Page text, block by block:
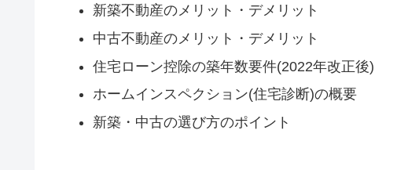
新築不動産のメリット・デメリット
中古不動産のメリット・デメリット
住宅ローン控除の築年数要件(2022年改正後)
ホームインスペクション(住宅診断)の概要
新築・中古の選び方のポイント